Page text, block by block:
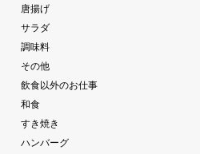
唐揚げ
サラダ
調味料
その他
飲食以外のお仕事
和食
すき焼き
ハンバーグ